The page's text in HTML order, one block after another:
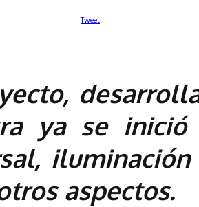
Tweet
ya se
aspectos.